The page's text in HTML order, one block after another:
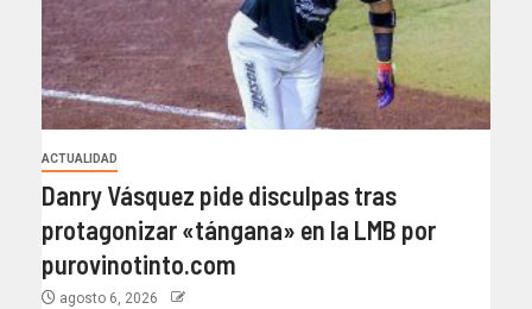
ACTUALIDAD
Danry Vásquez pide disculpas tras
protagonizar «tángana» en la LMB por
purovinotinto.com
agosto 6, 2026